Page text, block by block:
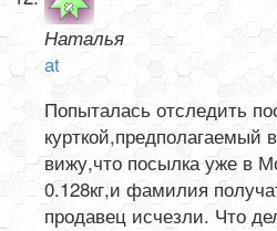
Наталья
at
Попыталась отследить
курткой,предполагаемый
вижу,что посылка уже в
0.128кг,и фамилия
продавец исчезли. Что